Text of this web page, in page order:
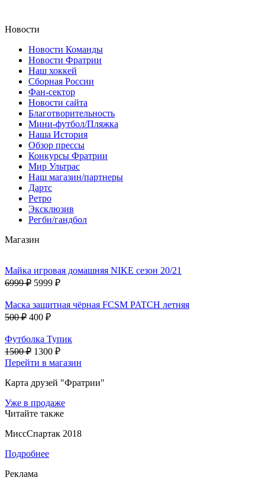
Новости
Новости Команды
Новости Фратрии
Наш хоккей
Сборная России
Фан-cектор
Новости сайта
Благотворительность
Мини-футбол/Пляжка
Наша История
Обзор прессы
Конкурсы Фратрии
Мир Ультрас
Наш магазин/партнеры
Дартс
Ретро
Эксклюзив
Регби/гандбол
Магазин
Майка игровая домашняя NIKE сезон 20/21
6999 ₽ 5999 ₽
Маска защитная чёрная FCSM PATCH летняя
500 ₽ 400 ₽
Футболка Тупик
1500 ₽ 1300 ₽
Перейти в магазин
Карта друзей "Фратрии"
Уже в продаже
Читайте также
МиссСпартак 2018
Подробнее
Реклама